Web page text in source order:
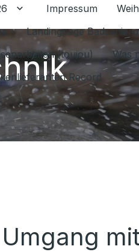
Untermenü für
Impressum
Landingpage
(toujou) Was
Record